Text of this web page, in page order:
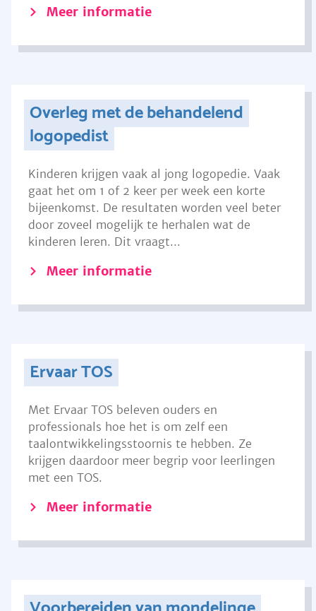
Meer informatie
Overleg met de behandelend
logopedist
Kinderen krijgen vaak al jong logopedie. Vaak
gaat het om 1 of 2 keer per week een korte
bijeenkomst. De resultaten worden veel beter
door zoveel mogelijk te herhalen wat de
kinderen leren. Dit vraagt...
Meer informatie
Ervaar TOS
Met Ervaar TOS beleven ouders en
professionals hoe het is om zelf een
taalontwikkelingsstoornis te hebben. Ze
krijgen daardoor meer begrip voor leerlingen
met een TOS.
Meer informatie